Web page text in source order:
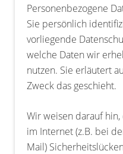
Personenbezogene
Sie persönlich
vorliegende
welche Daten wir
nutzen. Sie erläutert
Zweck das geschieht.
Wir weisen darauf
im Internet (z.B. bei
Mail)